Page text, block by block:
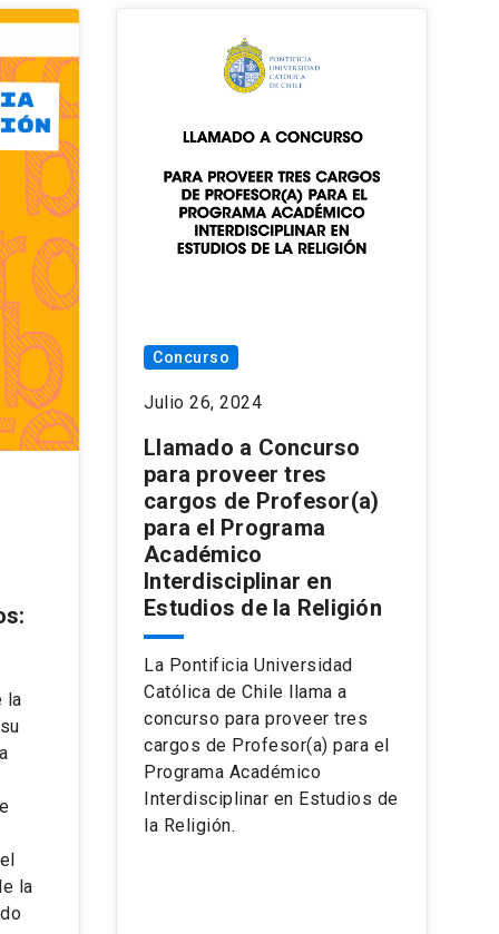
la
la
Concurso
Julio 26, 2024
Llamado a Concurso
para proveer tres
cargos de Profesor(a)
para el Programa
Académico
Interdisciplinar en
Estudios de la Religión
La Pontificia Universidad
Católica de Chile llama a
concurso para proveer tres
cargos de Profesor(a) para el
Programa Académico
Interdisciplinar en Estudios de
la Religión.